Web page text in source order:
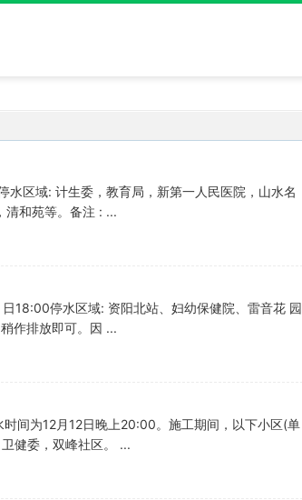
区域: 计生委，教育局，新第一人民医院，山水名
清和苑等。备注 : ...
18:00停水区域: 资阳北站、妇幼保健院、雷音花 园
作排放即可。因 ...
间为12月12日晚上20:00。施工期间，以下小区(单
健委，双峰社区。 ...